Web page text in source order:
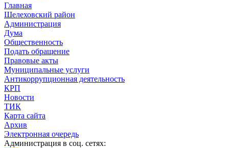
Главная
Шелеховский район
Администрация
Дума
Общественность
Подать обращение
Правовые акты
Муниципальные услуги
Антикоррупционная деятельность
КРП
Новости
ТИК
Карта сайта
Архив
Электронная очередь
Администрация в соц. сетях: